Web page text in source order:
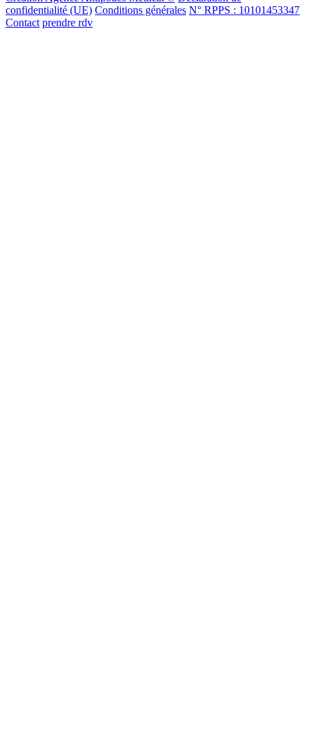
confidentialité (UE) Conditions générales N° RPPS : 10101453347
Contact prendre rdv